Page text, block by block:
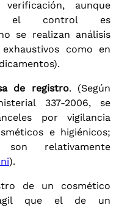
aunque
el control es
se realizan análisis
como en
de registro. (Según
337-2006, se
por vigilancia
e higiénicos;
relativamente
).
de un cosmético
que el de un